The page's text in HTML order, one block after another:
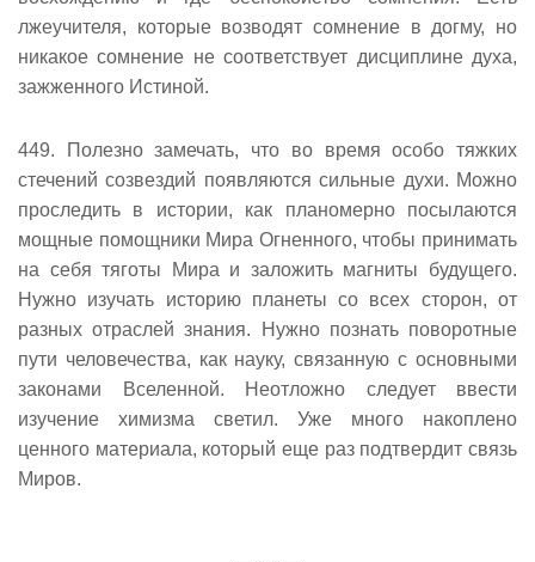
лжеучителя, которые возводят сомнение в догму, но
никакое сомнение не соответствует дисциплине духа,
зажженного Истиной.
449. Полезно замечать, что во время особо тяжких
стечений созвездий появляются сильные духи. Можно
проследить в истории, как планомерно посылаются
мощные помощники Мира Огненного, чтобы принимать
на себя тяготы Мира и заложить магниты будущего.
Нужно изучать историю планеты со всех сторон, от
разных отраслей знания. Нужно познать поворотные
пути человечества, как науку, связанную с основными
законами Вселенной. Неотложно следует ввести
изучение химизма светил. Уже много накоплено
ценного материала, который еще раз подтвердит связь
Миров.